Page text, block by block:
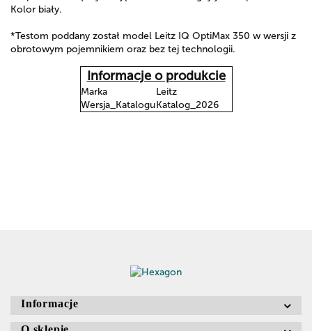
Kolor biały.
*Testom poddany został model Leitz IQ OptiMax 350 w wersji z
obrotowym pojemnikiem oraz bez tej technologii.
Informacje o produkcie
Marka
Leitz
Wersja_KataloguKatalog_2026
Informacje